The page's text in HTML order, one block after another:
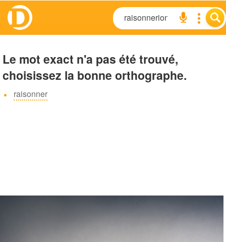
Le mot exact n'a pas été trouvé,
choisissez la bonne orthographe.
raisonner